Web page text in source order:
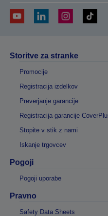
Storitve za stranke
Promocije
Registracija izdelkov
Preverjanje garancije
Registracija garancije
Stopite v stik z nami
Iskanje trgovcev
Pogoji
Pogoji uporabe
Pravno
Safety Data Sheets